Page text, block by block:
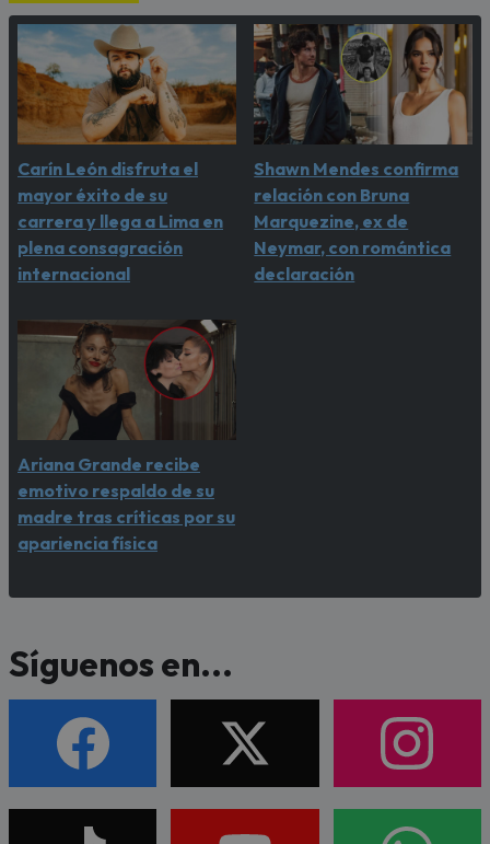
Carín León disfruta el
mayor éxito de su
carrera y llega a Lima en
plena consagración
internacional
Shawn Mendes confirma
relación con Bruna
Marquezine, ex de
Neymar, con romántica
declaración
Ariana Grande recibe
emotivo respaldo de su
madre tras críticas por su
apariencia física
Síguenos en...